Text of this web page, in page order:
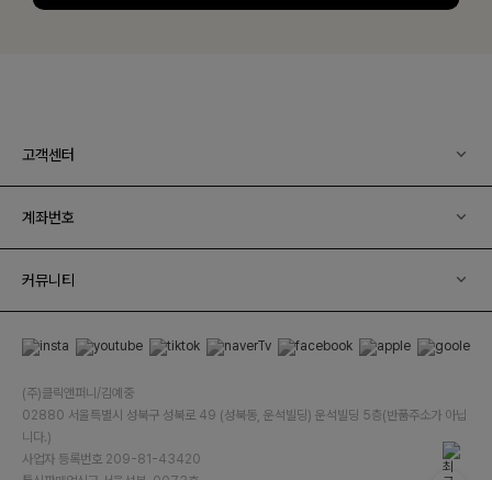
고객센터
계좌번호
커뮤니티
(주)클릭앤퍼니/김예중
02880 서울특별시 성북구 성북로 49 (성북동, 운석빌딩) 운석빌딩 5층(반품주소가 아닙
니다.)
사업자 등록번호 209-81-43420